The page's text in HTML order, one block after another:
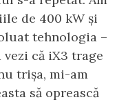
de 400 kW și
tehnologia –
că iX3 trage
trișa, mi-am
să oprească